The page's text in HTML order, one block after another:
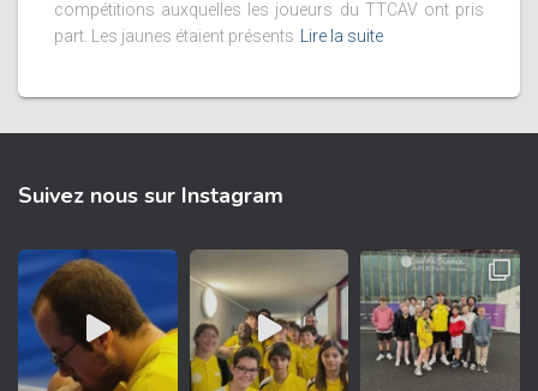
compétitions auxquelles les joueurs du TTCAV ont pris
part. Les jaunes étaient présents
Lire la suite
Suivez nous sur Instagram